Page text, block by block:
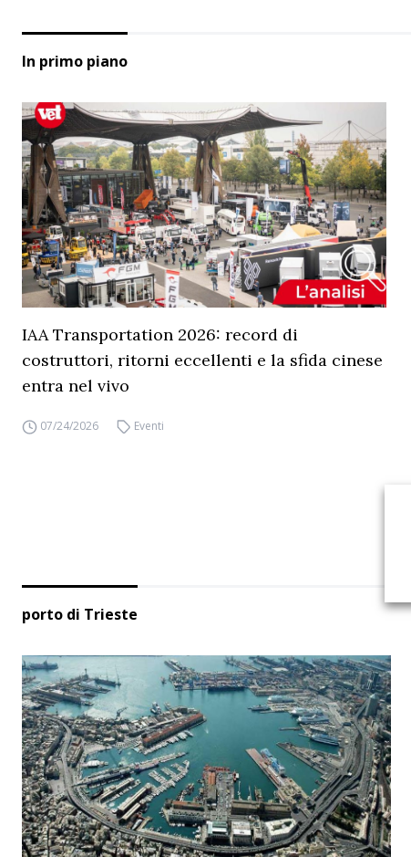
In primo piano
IAA Transportation 2026: record di
costruttori, ritorni eccellenti e la sfida cinese
entra nel vivo
07/24/2026 Eventi
porto di Trieste